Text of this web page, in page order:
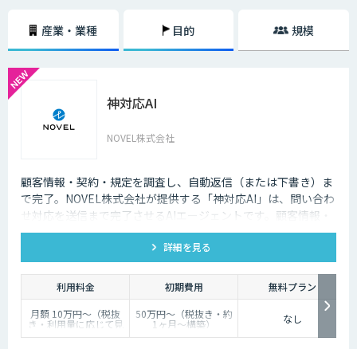
産業・業種 目的 規模
神対応AI
NOVEL株式会社
顧客情報・契約・規定を調査し、自動返信（または下書き）ま
で完了。NOVEL株式会社が提供する「神対応AI」は、問い合わ
せ対応を送信まで完了させるAIエージェントです。顧客情報・
契約・規定を突き合わせて回答を数十秒で作成し、自動送信か
下書き止めかを選べます。
詳細を見る
利用料金 初期費用
無料プラン
月額 10万円〜（税抜
き・利用量に応じて見
積り）
50万円〜（税抜き・約
1ヶ月〜構築） なし